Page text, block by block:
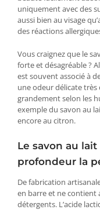
uniquement avec des
aussi bien au visage
des réactions
Vous craignez que le
forte et désagréable ?
est souvent associé à
une odeur délicate
grandement selon les
exemple du savon au
encore au citron.
Le savon au
profondeur la
De fabrication
en barre et ne contient
détergents. L’acide